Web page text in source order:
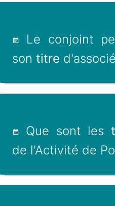
Le conjoint
son titre
Que sont les
de l'Activité de